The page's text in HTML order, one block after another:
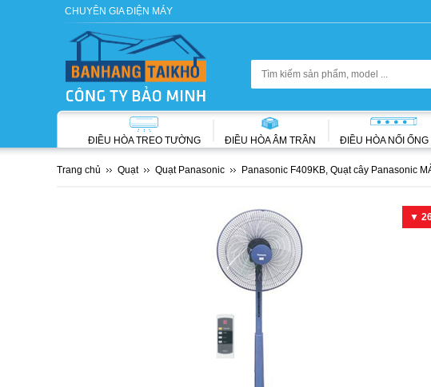
CHUYÊN GIA ĐIỆN MÁY
ĐIỀU HÒA TREO TƯỜNG ĐIỀU HÒA ÂM TRẦN ĐIỀU HÒA NỐI ỐNG
Trang chủ Quạt Quạt Panasonic Panasonic F409KB, Quạt cây Panasonic
▼